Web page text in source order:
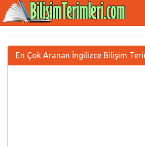
En Çok Aranan İngilizce Bilişim